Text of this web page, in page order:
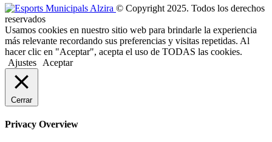
© Copyright 2025. Todos los derechos
reservados
Usamos cookies en nuestro sitio web para brindarle la experiencia
más relevante recordando sus preferencias y visitas repetidas. Al
hacer clic en "Aceptar", acepta el uso de TODAS las cookies.
Ajustes
Aceptar
Cerrar
Privacy Overview